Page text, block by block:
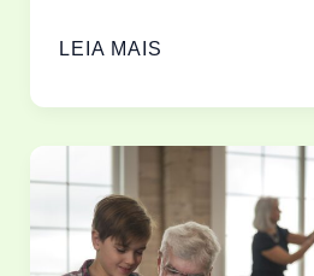
O
REALMENTE
REDIMIDO
PELO
SANGUE
LEIA MAIS